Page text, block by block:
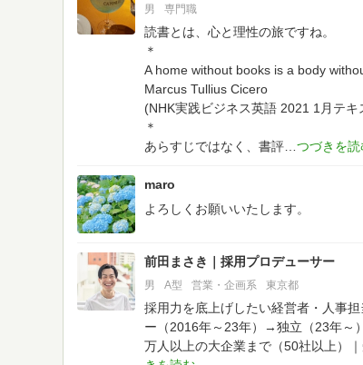
男 専門職
読書とは、心と理性の旅ですね。
＊
A home without books is a body
Marcus Tullius Cicero
(NHK実践ビジネス英語 2021 1月テキ
＊
あらすじではなく、書評
maro
よろしくお願いいたします。
前田まさき｜採用プロデューサー
男 A型 営業・企画系 東京都
採用力を底上げしたい経営者・人事
ー（2016年～23年）→独立（23年～
万人以上の大企業まで（50社以上）